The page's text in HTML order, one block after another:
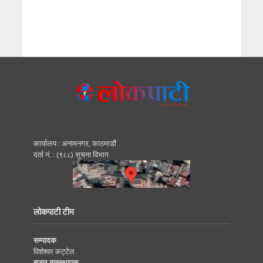
कार्यालय : अनामनगर, काठमाडाैं
दर्ता नं. : (९८८) सूचना विभाग
लोकपाटी टीम
सम्पादक
विशेश्वर कट्टेल